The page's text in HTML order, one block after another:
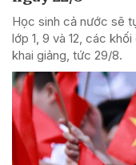
Học sinh cả nước sẽ
lớp 1, 9 và 12, các
khai giảng, tức 29/8.